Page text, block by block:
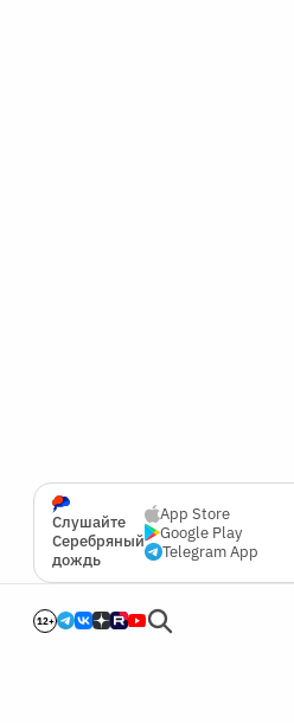
Слушайте
Серебряный
дождь
App Store
Google Play
Telegram App
12+